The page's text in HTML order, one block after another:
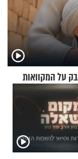
על המקוואות